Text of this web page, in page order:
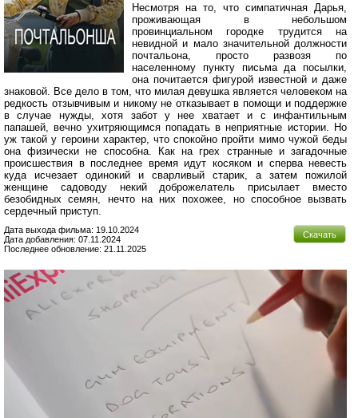
Несмотря на то, что симпатичная Дарья,
проживающая в небольшом
провинциальном городке трудится на
невидной и мало значительной должности
почтальона, просто развозя по
населенному пункту письма да посылки,
она почитается фигурой известной и даже
знаковой. Все дело в том, что милая девушка является человеком на
редкость отзывчивым и никому не отказывает в помощи и поддержке
в случае нужды, хотя забот у нее хватает и с инфантильным
папашей, вечно ухитряющимся попадать в неприятные истории. Но
уж такой у героини характер, что спокойно пройти мимо чужой беды
она физически не способна. Как на грех странные и загадочные
происшествия в последнее время идут косяком и сперва невесть
куда исчезает одинокий и сварливый старик, а затем пожилой
женщине садоводу некий доброжелатель присылает вместо
безобидных семян, нечто на них похожее, но способное вызвать
сердечный приступ.
Скачать
Дата выхода фильма: 19.10.2024
Дата добавления: 07.11.2024
Последнее обновление: 21.11.2025